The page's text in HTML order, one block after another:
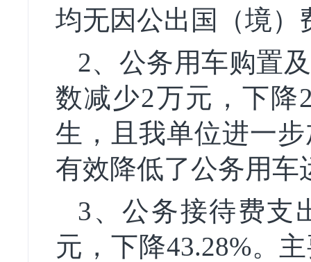
均无因公出国（境）
2、公务用车购置
数减少2万元，下降
生，且我单位进一
有效降低了公务用车
3、公务接待费支
元，下降43.28%。